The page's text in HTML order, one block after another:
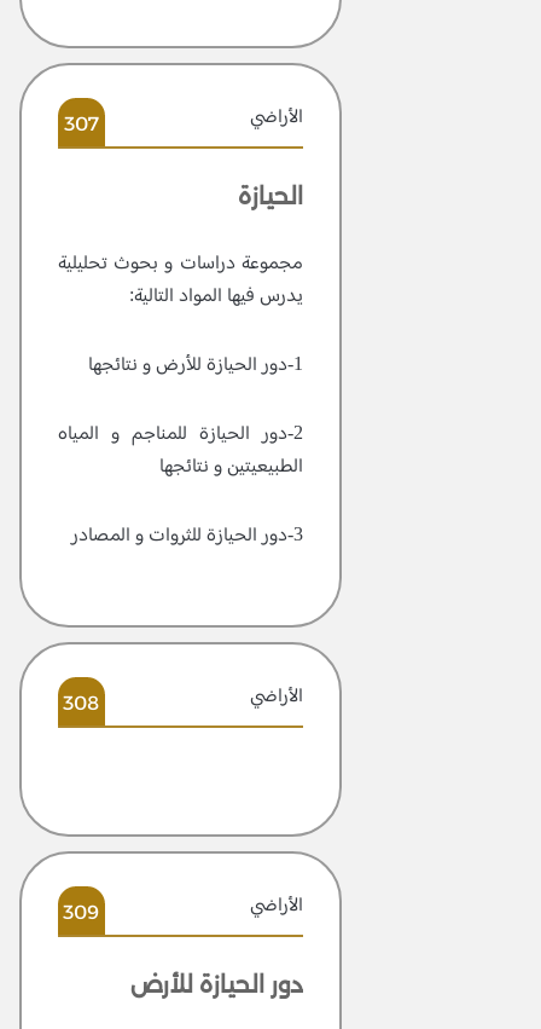
الأراضي 307
الحيازة
مجموعة دراسات و بحوث تحليلية
يدرس فيها المواد التالية:
1-دور الحيازة للأرض و نتائجها
2-دور الحيازة للمناجم و المياه
الطبيعيتين و نتائجها
3-دور الحيازة للثروات و المصادر
الأراضي 308
الأراضي 309
دور الحيازة للأرض